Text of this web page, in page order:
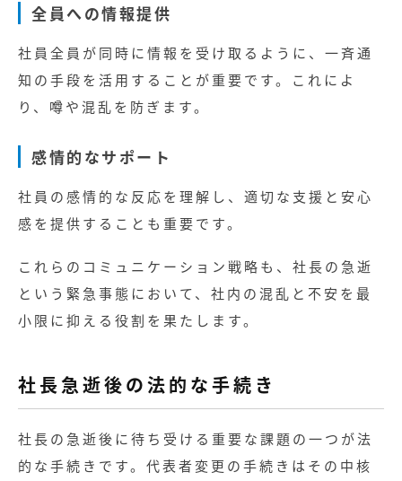
全員への情報提供
社員全員が同時に情報を受け取るように、一斉通
知の手段を活用することが重要です。これによ
り、噂や混乱を防ぎます。
感情的なサポート
社員の感情的な反応を理解し、適切な支援と安心
感を提供することも重要です。
これらのコミュニケーション戦略も、社長の急逝
という緊急事態において、社内の混乱と不安を最
小限に抑える役割を果たします。
社長急逝後の法的な手続き
社長の急逝後に待ち受ける重要な課題の一つが法
的な手続きです。代表者変更の手続きはその中核